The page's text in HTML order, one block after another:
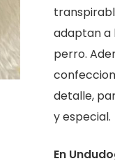
adaptan a
perro.
detalle,
y especial.
En